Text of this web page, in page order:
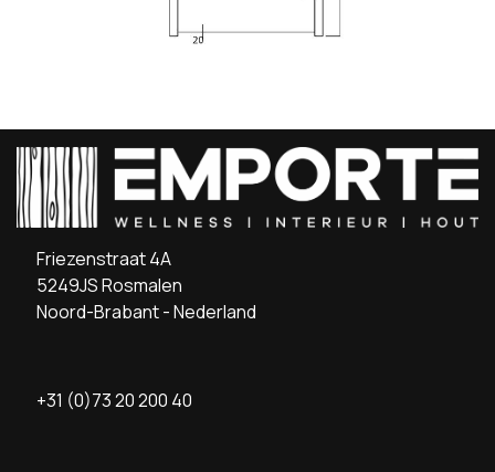
Friezenstraat 4A
5249JS Rosmalen
Noord-Brabant - Nederland
+31 (0)73 20 200 40